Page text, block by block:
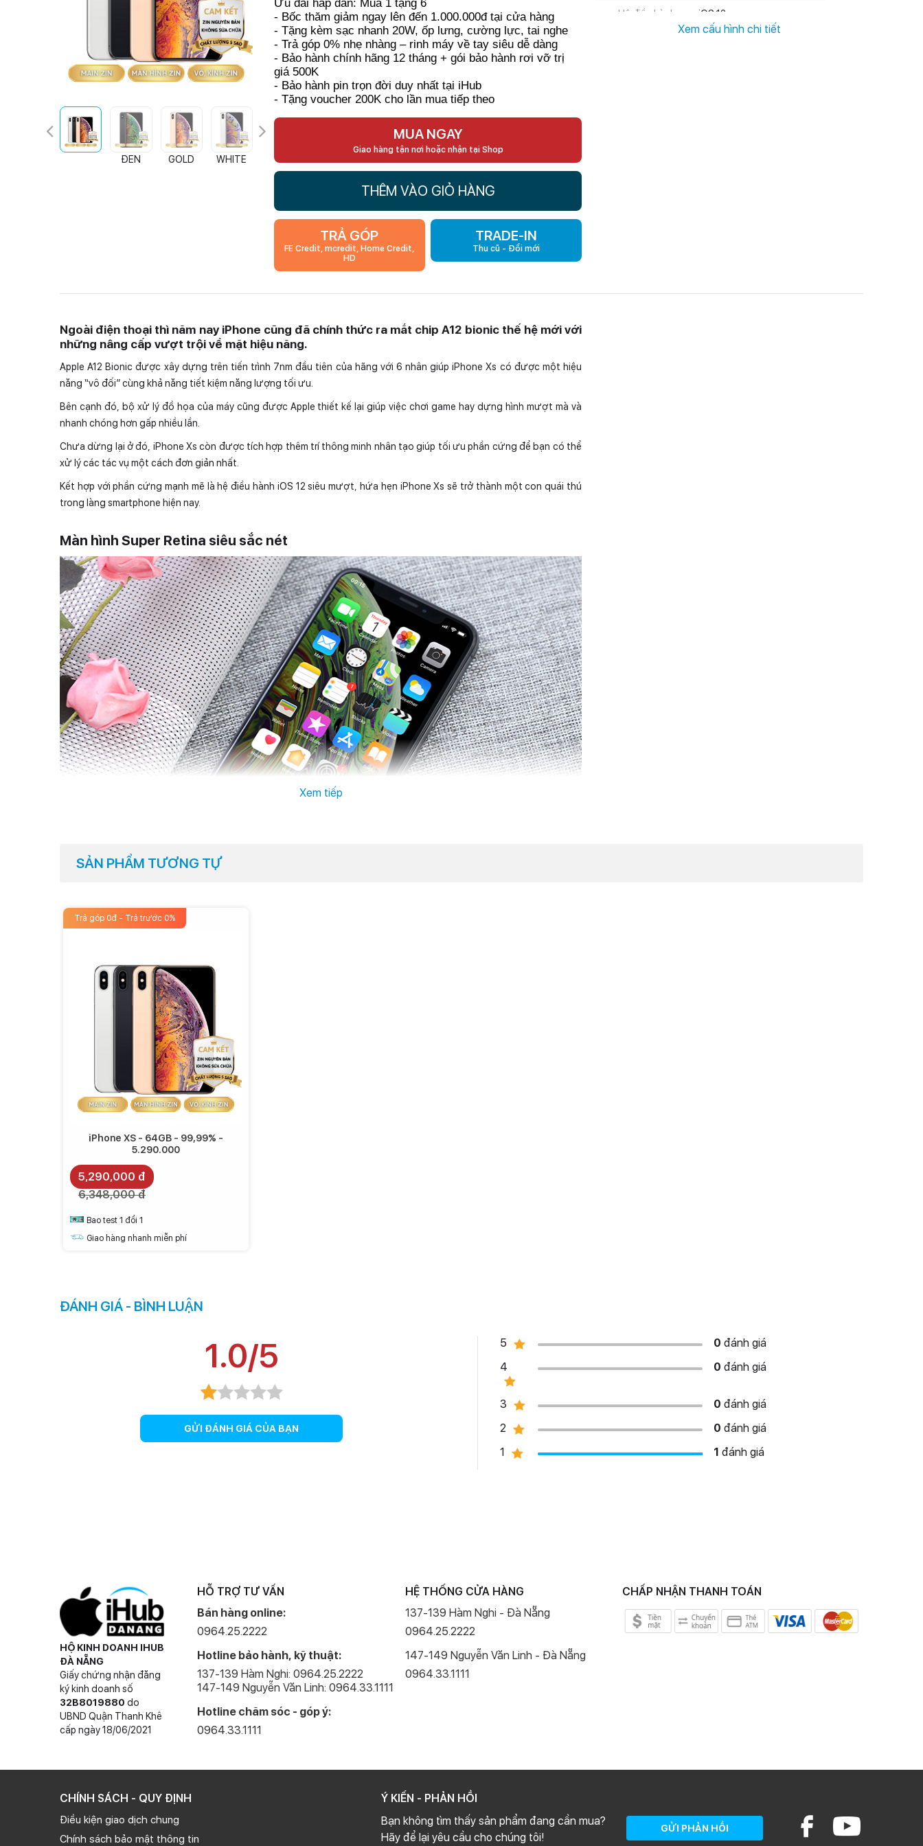
ĐEN GOLD WHITE
- Bốc thăm giảm ngay lên đến 1.000.000đ tại cửa hàng
- Tặng kèm sạc nhanh 20W, ốp lưng, cường lực, tai nghe
- Trả góp 0% nhẹ nhàng – rinh máy về tay siêu dễ dàng
- Bảo hành chính hãng 12 tháng + gói bảo hành rơi vỡ trị
giá 500K
- Bảo hành pin trọn đời duy nhất tại iHub
- Tặng voucher 200K cho lần mua tiếp theo
MUA NGAY
Giao hàng tận nơi hoặc nhận tại Shop
THÊM VÀO GIỎ HÀNG
TRẢ GÓP
FE Credit, mcredit, Home Credit,
HD
TRADE-IN
Thu cũ - Đổi mới
Hệ điều hành iOS 12
Xem cấu hình chi tiết
Ngoài điện thoại thì năm nay iPhone cũng đã chính thức ra mắt chip A12 bionic thế hệ mới với
những nâng cấp vượt trội về mặt hiệu năng.
Apple A12 Bionic được xây dựng trên tiến trình 7nm đầu tiên của hãng với 6 nhân giúp iPhone Xs có được một hiệu
năng “vô đối” cùng khả năng tiết kiệm năng lượng tối ưu.
Bên cạnh đó, bộ xử lý đồ họa của máy cũng được Apple thiết kế lại giúp việc chơi game hay dựng hình mượt mà và
nhanh chóng hơn gấp nhiều lần.
Chưa dừng lại ở đó, iPhone Xs còn được tích hợp thêm trí thông minh nhân tạo giúp tối ưu phần cứng để bạn có thể
xử lý các tác vụ một cách đơn giản nhất.
Kết hợp với phần cứng mạnh mẽ là hệ điều hành iOS 12 siêu mượt, hứa hẹn iPhone Xs sẽ trở thành một con quái thú
trong làng smartphone hiện nay.
Màn hình Super Retina siêu sắc nét
iPhone XS sở hữu hệ thống âm thanh 2 chiều cực kì tuyệt vời được Apple tinh chỉnh mang lại
dải âm rộng và chi tiết hơn.
Nhờ thế mà bạn có thể thưởng thức những bộ phim trở nên thú vị và sống động hơn mà không cần dùng đến một
chiếc tai nghe để có một chất âm tốt.
Hệ thống bảo mật khuôn mặt 3D trên iPhone Xs đã được Apple cải tiến cũng như hỗ trợ trí
thông minh nhân tạo.
Camera hàng đầu thế giới
Xem tiếp
SẢN PHẨM TƯƠNG TỰ
Trả góp 0đ - Trả trước 0%
iPhone XS - 64GB - 99,99% -
5.290.000
5,290,000 đ
6,348,000 đ
Bao test 1 đổi 1
Giao hàng nhanh miễn phí
ĐÁNH GIÁ - BÌNH LUẬN
1.0/5
GỬI ĐÁNH GIÁ CỦA BẠN
5 0 đánh giá
4
0 đánh giá
3 0 đánh giá
2
0 đánh giá
1
1 đánh giá
HỘ KINH DOANH IHUB
ĐÀ NẴNG
Giấy chứng nhận đăng
ký kinh doanh số
32B8019880 do
UBND Quận Thanh Khê
cấp ngày 18/06/2021
HỖ TRỢ TƯ VẤN
Bán hàng online:
0964.25.2222
Hotline bảo hành, kỹ thuật:
137-139 Hàm Nghi: 0964.25.2222
147-149 Nguyễn Văn Linh: 0964.33.1111
Hotline chăm sóc - góp ý:
0964.33.1111
HỆ THỐNG CỬA HÀNG
137-139 Hàm Nghi - Đà Nẵng
0964.25.2222
147-149 Nguyễn Văn Linh - Đà Nẵng
0964.33.1111
CHẤP NHẬN THANH TOÁN
CHÍNH SÁCH - QUY ĐỊNH
Điều kiện giao dịch chung
Chính sách bảo mật thông tin
Ý KIẾN - PHẢN HỒI
Bạn không tìm thấy sản phẩm đang cần mua?
Hãy để lại yêu cầu cho chúng tôi!
GỬI PHẢN HỒI